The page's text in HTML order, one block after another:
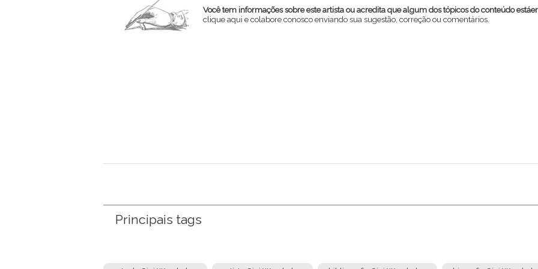
Você tem informações sobre este artista ou acredita que algum dos tópicos do conteúdo
clique aqui e colabore conosco enviando sua sugestão, correção ou comentários.
Enviar
Principais tags